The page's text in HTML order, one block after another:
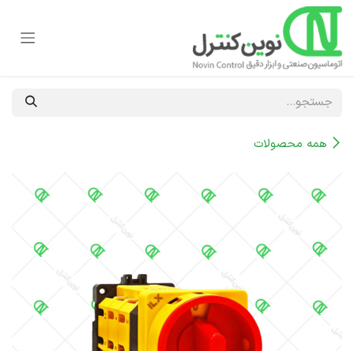
صرف نظر و مشاهده محتوا
همه محصولات